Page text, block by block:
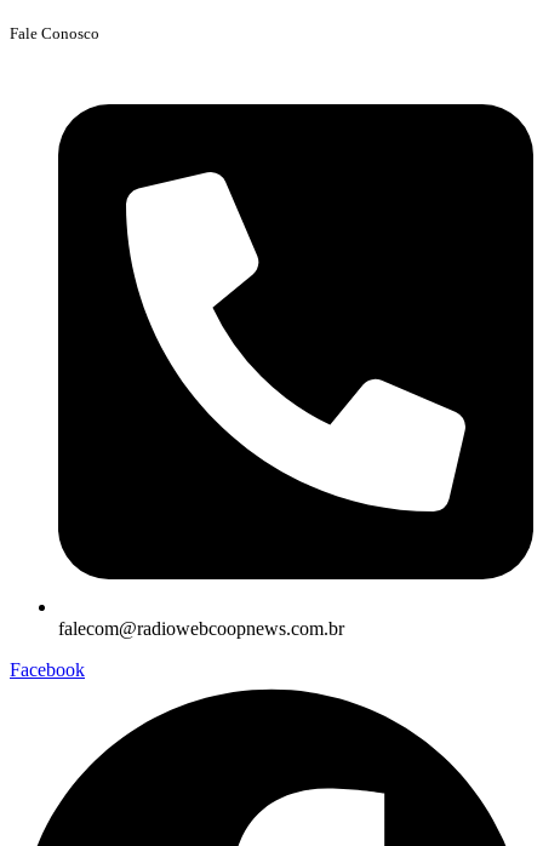
Fale Conosco
falecom@radiowebcoopnews.com.br
Facebook